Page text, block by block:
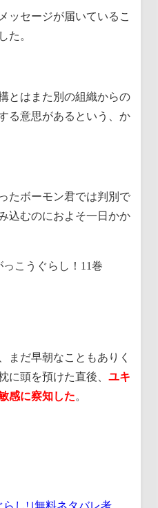
ッセージが届いているこ
た。
とはまた別の組織からの
る意思があるという、か
たボーモン君では判別で
込むのにおよそ一日かか
こうぐらし！11巻
まだ早朝なこともありく
に頭を預けた直後、 ユキ
感に察知した。